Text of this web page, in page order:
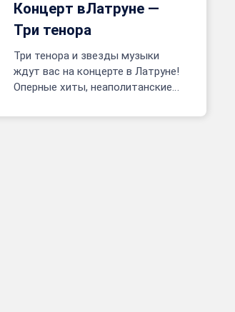
Концерт вЛатруне —
Три тенора
Три тенора и звезды музыки
ждут вас на концерте в Латруне!
Оперные хиты, неаполитанские